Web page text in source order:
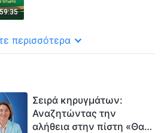
59:35
περισσότερα
Σειρά κηρυγμάτων:
Αναζητώντας την
αλήθεια στην πίστη «Θα